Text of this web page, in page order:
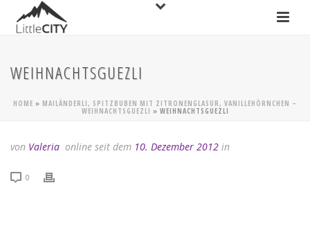
WEIHNACHTSGUEZLI
HOME » MAILÄNDERLI, SPITZBUBEN MIT ZITRONENGLASUR, VANILLEHÖRNCHEN –
WEIHNACHTSGUEZLI » WEIHNACHTSGUEZLI
von Valeria online seit dem 10. Dezember 2012 in
0